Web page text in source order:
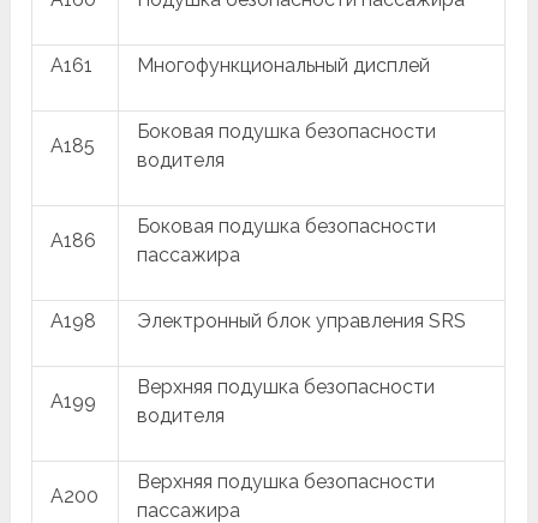
A161 Многофункциональный дисплей
A185
Боковая подушка безопасности
водителя
A186
Боковая подушка безопасности
пассажира
A198 Электронный блок управления SRS
A199
Верхняя подушка безопасности
водителя
A200
Верхняя подушка безопасности
пассажира